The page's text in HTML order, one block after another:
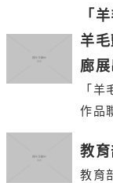
「
羊
廊
「
作品
教
教育